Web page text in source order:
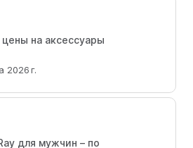
на аксессуары
2026 г.
для мужчин – по